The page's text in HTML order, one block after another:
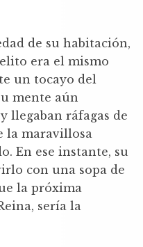
de su habitación,
era el mismo
un tocayo del
mente aún
llegaban ráfagas de
la maravillosa
En ese instante, su
con una sopa de
la próxima
sería la